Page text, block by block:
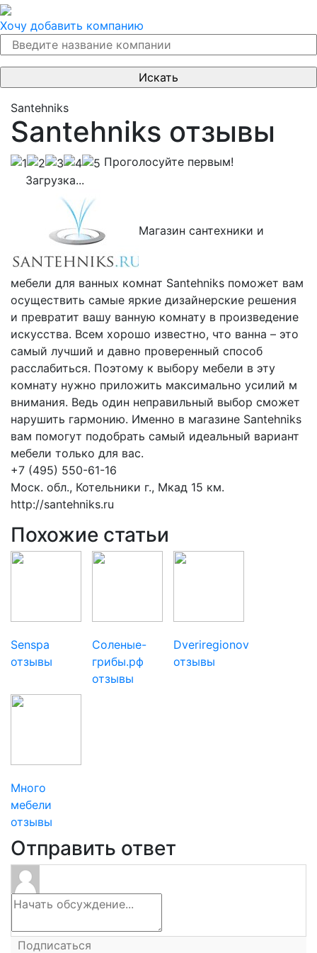
Хочу добавить компанию
Santehniks
Santehniks отзывы
Проголосуйте первым!
Загрузка...
Магазин сантехники и
мебели для ванных комнат Santehniks поможет вам
осуществить самые яркие дизайнерские решения
и превратит вашу ванную комнату в произведение
искусства. Всем хорошо известно, что ванна – это
самый лучший и давно проверенный способ
расслабиться. Поэтому к выбору мебели в эту
комнату нужно приложить максимально усилий м
внимания. Ведь один неправильный выбор сможет
нарушить гармонию. Именно в магазине Santehniks
вам помогут подобрать самый идеальный вариант
мебели только для вас.
+7 (495) 550-61-16
Моск. обл., Котельники г., Мкад 15 км.
http://santehniks.ru
Похожие статьи
Senspa
отзывы
Соленые-
грибы.рф
отзывы
Dveriregionov
отзывы
Много
мебели
отзывы
Отправить ответ
Подписаться